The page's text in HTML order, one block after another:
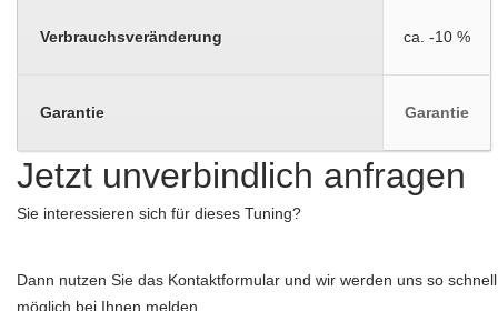
Verbrauchsveränderung ca. -10 %
Garantie Garantie
Jetzt unverbindlich anfragen
Sie interessieren sich für dieses Tuning?
Dann nutzen Sie das Kontaktformular und wir werden uns so
möglich bei Ihnen melden.